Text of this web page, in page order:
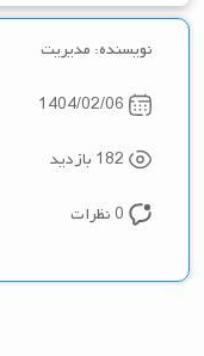
نویسنده: مدیریت
1404/02/06
182 بازدید
0 نظرات